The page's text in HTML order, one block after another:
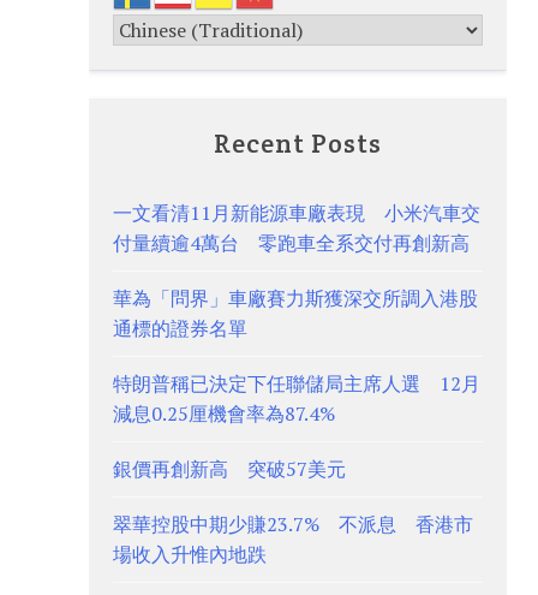
Recent Posts
一文看清11月新能源車廠表現 小米汽車交
付量續逾4萬台 零跑車全系交付再創新高
華為「問界」車廠賽力斯獲深交所調入港股
通標的證券名單
特朗普稱已決定下任聯儲局主席人選 12月
減息0.25厘機會率為87.4%
銀價再創新高 突破57美元
翠華控股中期少賺23.7% 不派息 香港市
場收入升惟內地跌